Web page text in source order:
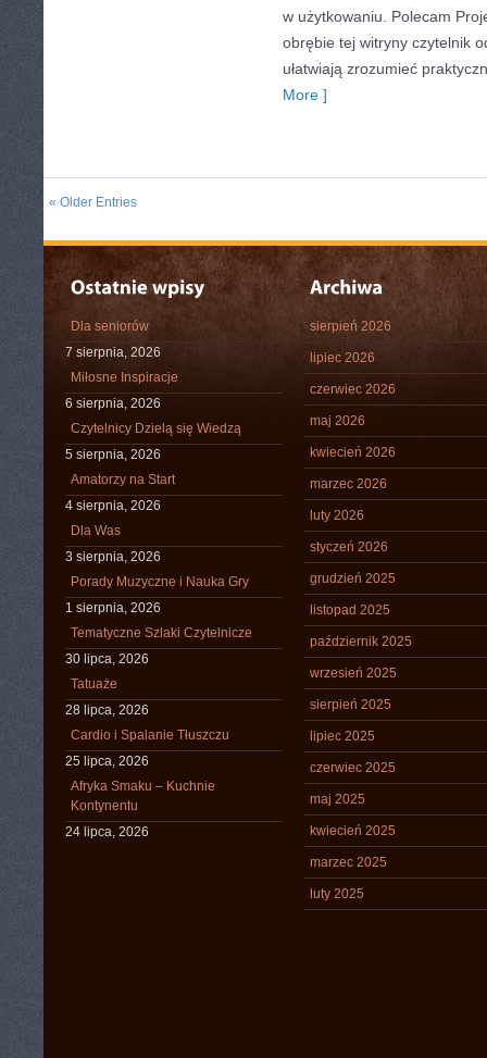
w użytkowaniu. Polecam
obrębie tej witryny czytelnik
ułatwiają zrozumieć
More ]
« Older Entries
Dla seniorów
7 sierpnia, 2026
Miłosne Inspiracje
6 sierpnia, 2026
Czytelnicy Dzielą się Wiedzą
5 sierpnia, 2026
Amatorzy na Start
4 sierpnia, 2026
Dla Was
3 sierpnia, 2026
Porady Muzyczne i Nauka Gry
1 sierpnia, 2026
Tematyczne Szlaki Czytelnicze
30 lipca, 2026
Tatuaże
28 lipca, 2026
Cardio i Spalanie Tłuszczu
25 lipca, 2026
Afryka Smaku – Kuchnie
Kontynentu
24 lipca, 2026
sierpień 2026
lipiec 2026
czerwiec 2026
maj 2026
kwiecień 2026
marzec 2026
luty 2026
styczeń 2026
grudzień 2025
listopad 2025
październik 2025
wrzesień 2025
sierpień 2025
lipiec 2025
czerwiec 2025
maj 2025
kwiecień 2025
marzec 2025
luty 2025